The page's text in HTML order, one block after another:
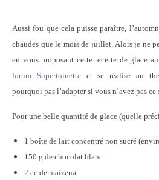
Aussi fou que cela puisse paraître,
chaudes que le mois de juillet. Alors je ne
en vous proposant cette recette de glace
forum Supertoinetteet se réalise au
pourquoi pas l’adapter si vous n’avez pas ce
Pour une belle quantité de glace (quelle
1 boîte de lait concentré non sucré
150 g de chocolat blanc
2 cc de maïzena